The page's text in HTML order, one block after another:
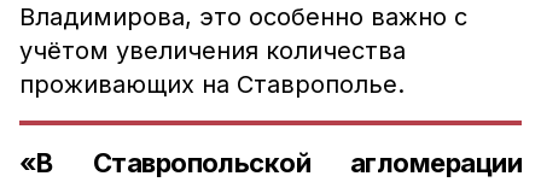
Владимирова, это особенно важно с
учётом увеличения количества
проживающих на Ставрополье.
«В Ставропольской агломерации